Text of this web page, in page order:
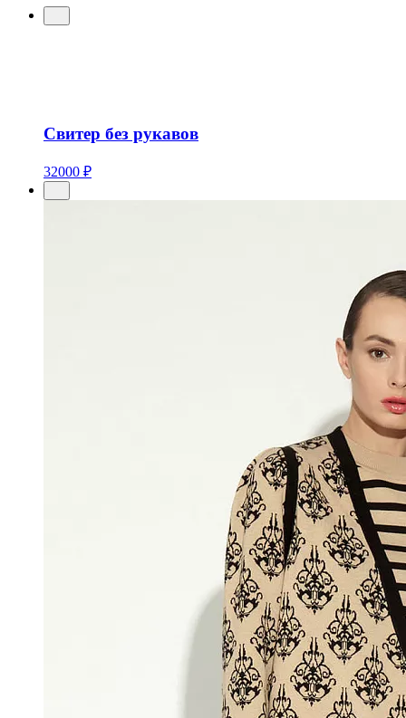
Свитер без рукавов
32000 ₽